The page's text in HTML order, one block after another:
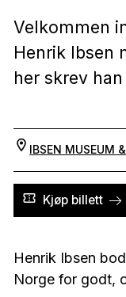
Velkommen
Henrik Ibsen
her skrev
IBSEN MUSEUM
Kjøp billett
Henrik Ibsen
Norge for godt,